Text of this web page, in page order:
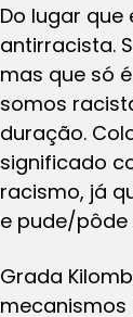
Do lugar
antirracista.
mas que só
somos
duração.
significado
racismo, já
e pude/pôde
Grada
mecanismos